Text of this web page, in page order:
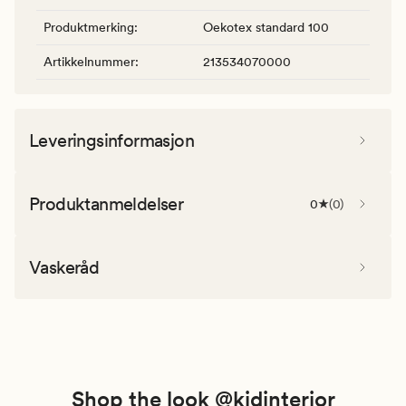
Produktmerking: Oekotex standard 100
Artikkelnummer: 213534070000
Leveringsinformasjon
Produktanmeldelser 0 (0)
Vaskeråd
Shop the look @kidinterior